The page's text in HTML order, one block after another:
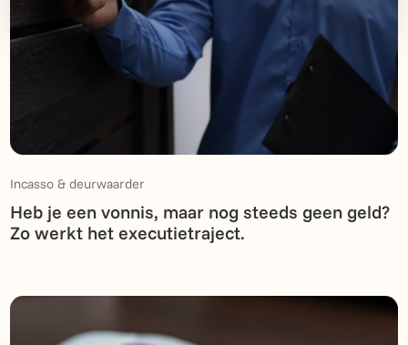
Incasso & deurwaarder
Heb je een vonnis, maar nog steeds geen geld?
Zo werkt het executietraject.